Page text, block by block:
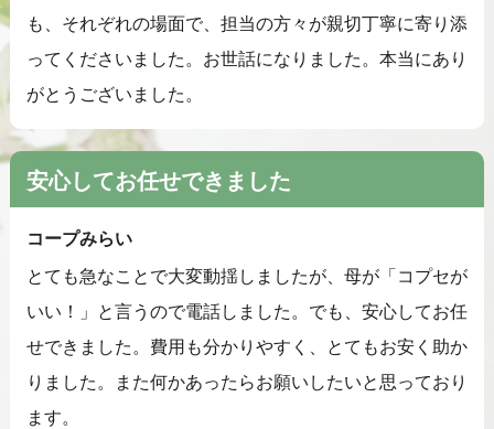
も、それぞれの場面で、担当の方々が親切丁寧に寄り添
ってくださいました。お世話になりました。本当にあり
がとうございました。
安心してお任せできました
コープみらい
とても急なことで大変動揺しましたが、母が「コプセが
いい！」と言うので電話しました。でも、安心してお任
せできました。費用も分かりやすく、とてもお安く助か
りました。また何かあったらお願いしたいと思っており
ます。